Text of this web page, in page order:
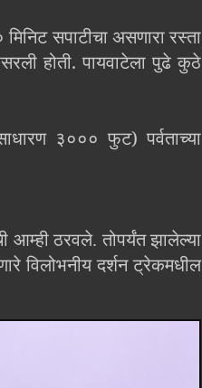
सपाटीचा असणारा रस्ता
होती. पायवाटेला पुढे कुठे
३००० फुट) पर्वताच्या
आम्ही ठरवले. तोपर्यंत झालेल्या
विलोभनीय दर्शन ट्रेकमधील